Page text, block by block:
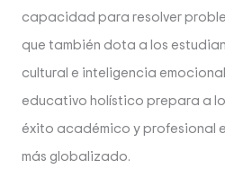
capacidad para resolver
que también dota a los
cultural e inteligencia
educativo holístico prepara a
éxito académico y profesional
más globalizado.